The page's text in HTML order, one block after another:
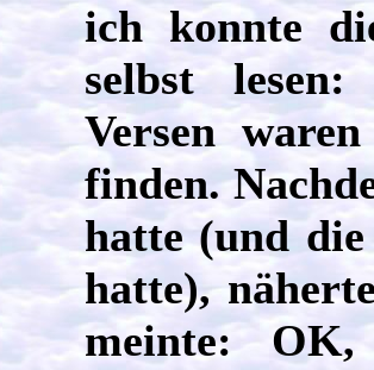
ich konnte
selbst
Versen
finden.
hatte (und
hatte),
meinte: